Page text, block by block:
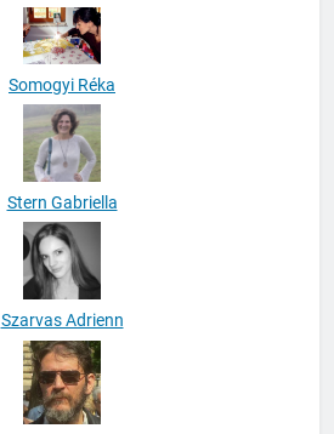
Somogyi Réka
Stern Gabriella
Szarvas Adrienn